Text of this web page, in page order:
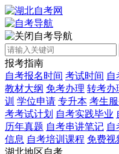
自考导航
报考指南
自考报名时间 考试时间 自
教材大纲 免考办理 转考办
训 学位申请 专升本 考生
考考试计划 自考实践毕业
历年真题 自考串讲笔记 自
信息 自考培训课程 免费视
湖北地区自考